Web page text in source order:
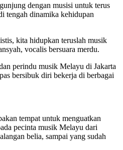
dengan musisi untuk terus
tengah dinamika kehidupan
kita hidupkan teruslah musik
vocalis bersuara merdu.
perindu musik Melayu di Jakarta
bersibuk diri bekerja di berbagai
tempat untuk menguatkan
pecinta musik Melayu dari
belia, sampai yang sudah